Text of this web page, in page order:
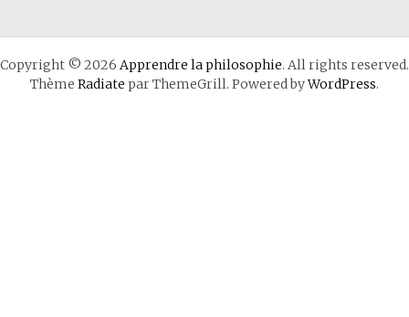
Copyright © 2026 Apprendre la philosophie. All rights reserved.
Thème Radiate par ThemeGrill. Powered byWordPress.